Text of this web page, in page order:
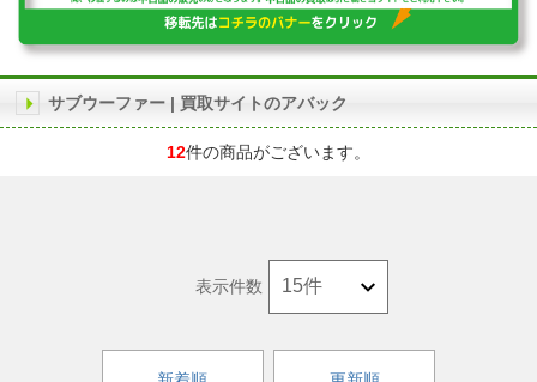
サブウーファー | 買取サイトのアバック
12件の商品がございます。
表示件数